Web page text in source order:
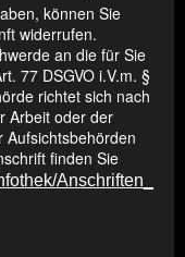
können Sie
widerrufen.
an die für Sie
77 DSGVO i.V.m. §
richtet sich nach
Arbeit oder der
Aufsichtsbehörden
finden Sie
Anschriften_